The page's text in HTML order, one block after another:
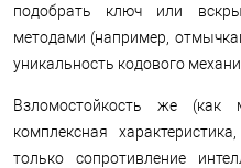
подобрать ключ или
методами (например,
уникальность кодового
Взломостойкость же
комплексная
только сопротивление